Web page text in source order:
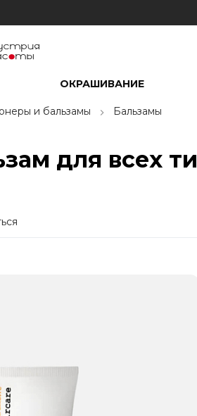
ОКРАШИВАНИЕ
и бальзамы Бальзамы
для всех